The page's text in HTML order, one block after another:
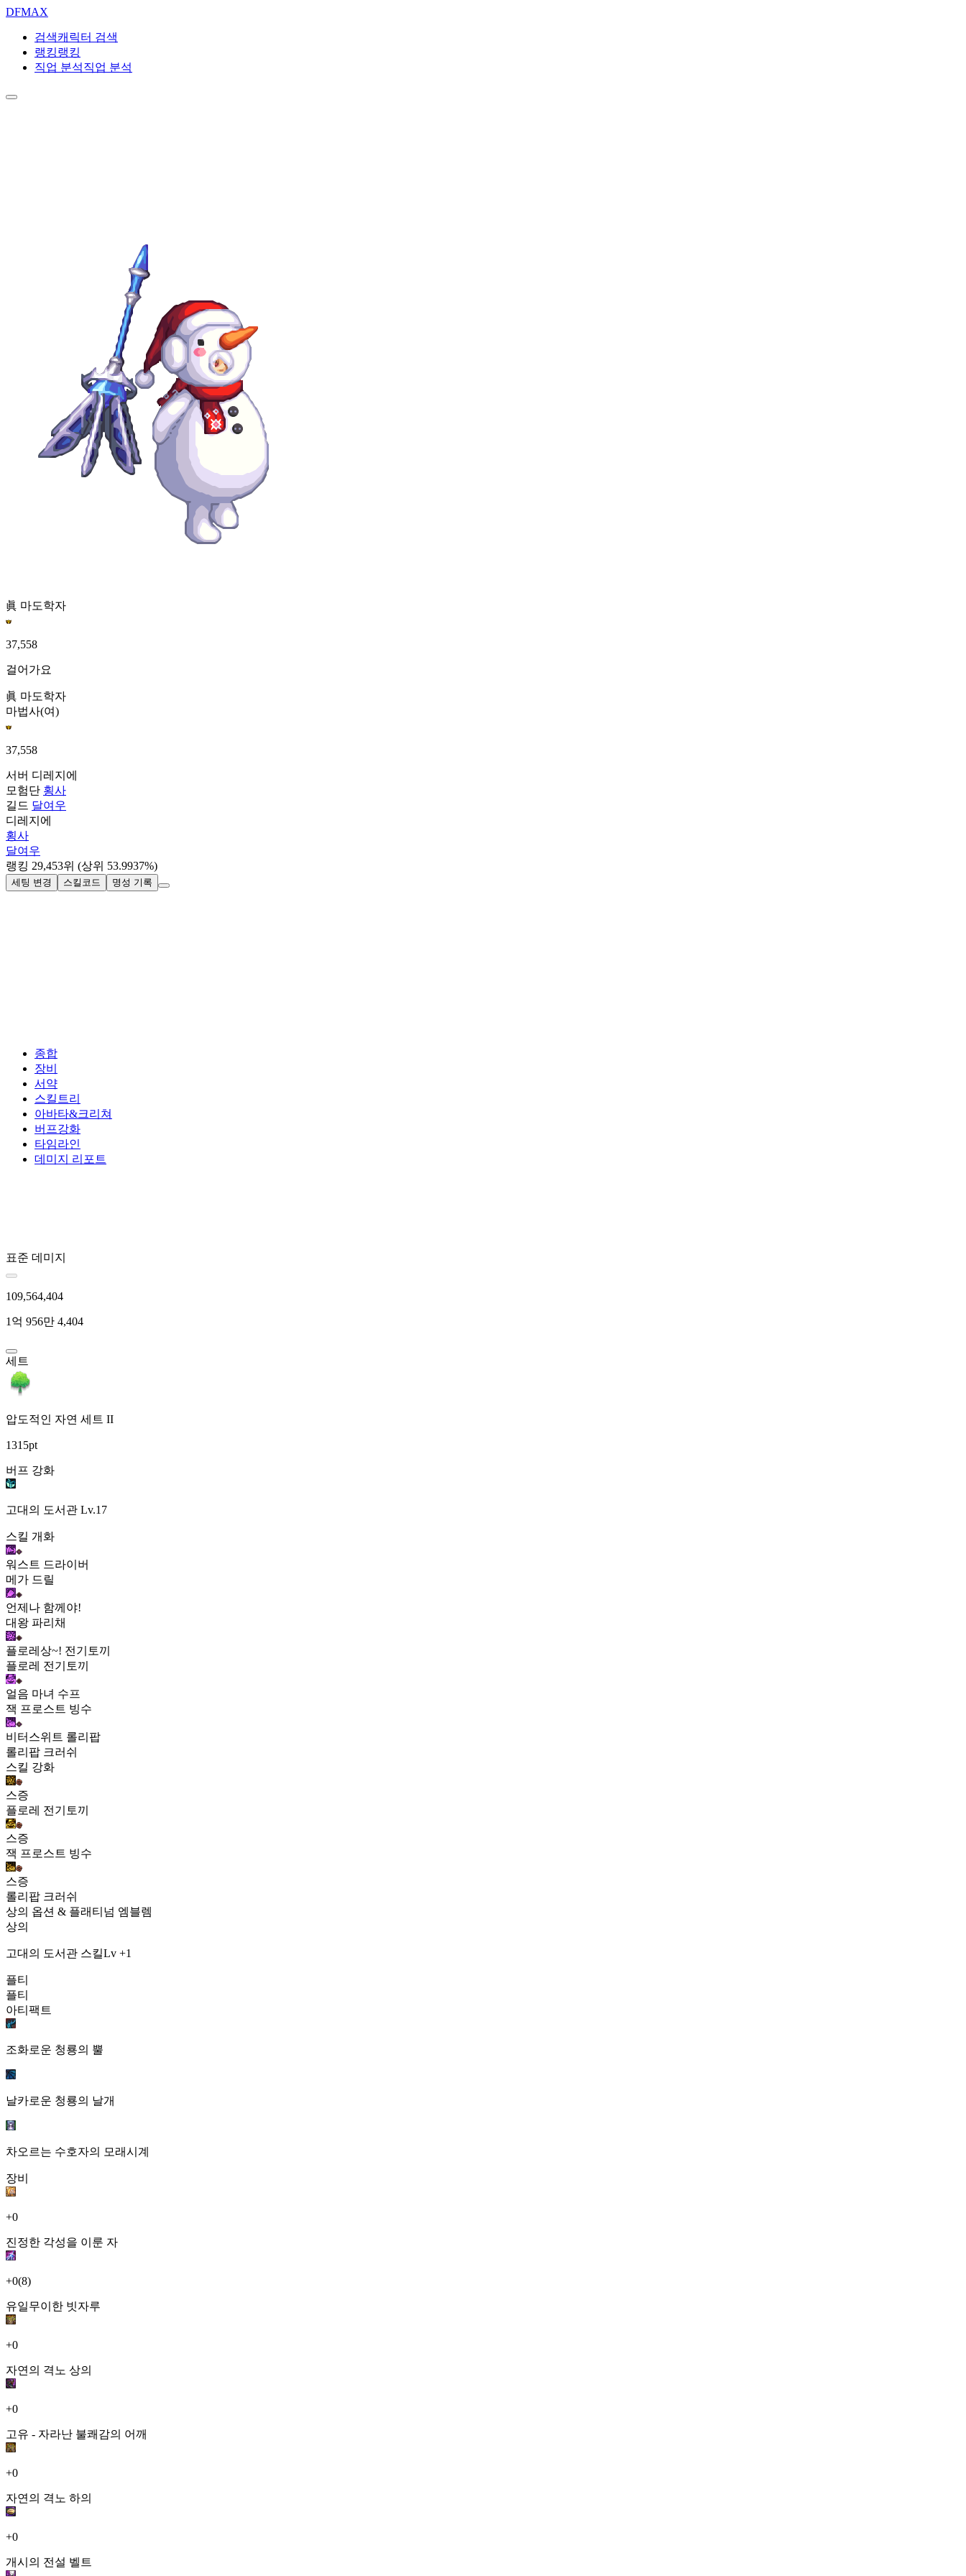
DFMAX
검색캐릭터 검색
랭킹랭킹
직업 분석직업 분석
眞 마도학자
37,558
걸어가요
眞 마도학자
마법사(여)
37,558
서버 디레지에
모험단 횡사
길드 달여우
디레지에
횡사
달여우
랭킹 29,453위 (상위 53.9937%)
세팅 변경 스킬코드 명성 기록
종합
장비
서약
스킬트리
아바타&크리쳐
버프강화
타임라인
데미지 리포트
표준 데미지
109,564,404
1억 956만 4,404
세트
압도적인 자연 세트 II
1315pt
버프 강화
고대의 도서관 Lv.17
스킬 개화
워스트 드라이버
메가 드릴
언제나 함께야!
대왕 파리채
플로레상~! 전기토끼
플로레 전기토끼
얼음 마녀 수프
잭 프로스트 빙수
비터스위트 롤리팝
롤리팝 크러쉬
스킬 강화
스증
플로레 전기토끼
스증
잭 프로스트 빙수
스증
롤리팝 크러쉬
상의 옵션 & 플래티넘 엠블렘
상의
고대의 도서관 스킬Lv +1
플티
플티
아티팩트
조화로운 청룡의 뿔
날카로운 청룡의 날개
차오르는 수호자의 모래시계
장비
+0
진정한 각성을 이룬 자
+0(8)
유일무이한 빗자루
+0
자연의 격노 상의
+0
고유 - 자라난 불쾌감의 어깨
+0
자연의 격노 하의
+0
개시의 전설 벨트